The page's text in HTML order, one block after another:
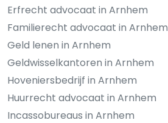
Erfrecht advocaat in Arnhem
Familierecht advocaat in Arnhem
Geld lenen in Arnhem
Geldwisselkantoren in Arnhem
Hoveniersbedrijf in Arnhem
Huurrecht advocaat in Arnhem
Incassobureaus in Arnhem